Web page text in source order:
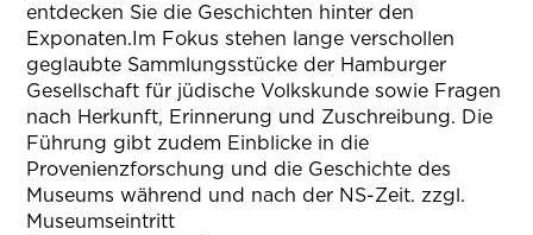
entdecken Sie die Geschichten hinter den
Exponaten.Im Fokus stehen lange verschollen
geglaubte Sammlungsstücke der Hamburger
Gesellschaft für jüdische Volkskunde sowie Fragen
nach Herkunft, Erinnerung und Zuschreibung. Die
Führung gibt zudem Einblicke in die
Provenienzforschung und die Geschichte des
Museums während und nach der NS-Zeit. zzgl.
Museumseintritt